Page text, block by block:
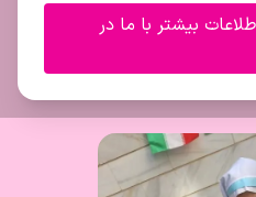
بیشتر با ما در